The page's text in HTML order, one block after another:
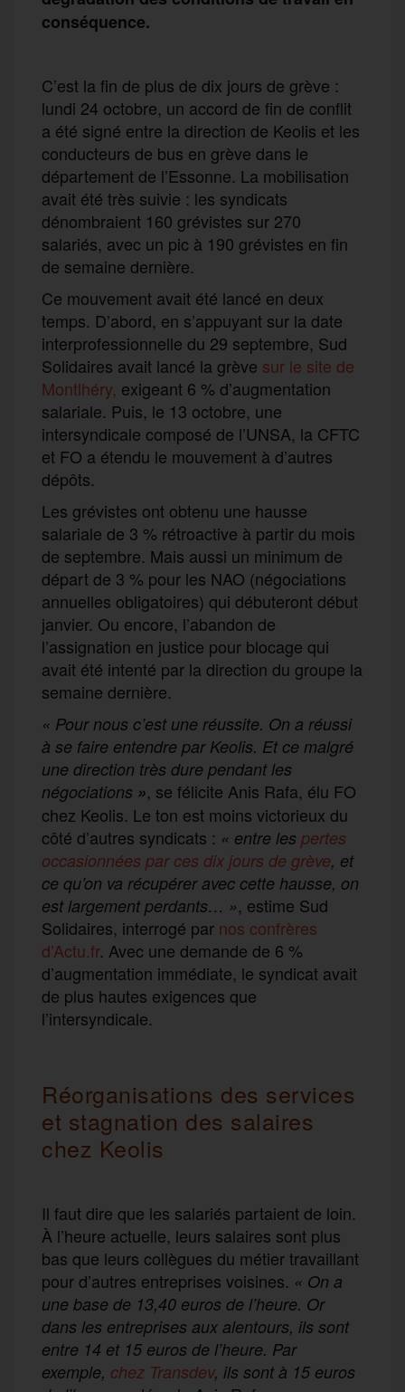
conséquence.
C’est la fin de plus de dix jours de grève :
lundi 24 octobre, un accord de fin de conflit
a été signé entre la direction de Keolis et les
conducteurs de bus en grève dans le
département de l’Essonne. La mobilisation
avait été très suivie : les syndicats
dénombraient 160 grévistes sur 270
salariés, avec un pic à 190 grévistes en fin
de semaine dernière.
Ce mouvement avait été lancé en deux
temps. D’abord, en s’appuyant sur la date
interprofessionnelle du 29 septembre, Sud
Solidaires avait lancé la grève sur le site de
Montlhéry, exigeant 6 % d’augmentation
salariale. Puis, le 13 octobre, une
intersyndicale composé de l’UNSA, la CFTC
et FO a étendu le mouvement à d’autres
dépôts.
Les grévistes ont obtenu une hausse
salariale de 3 % rétroactive à partir du mois
de septembre. Mais aussi un minimum de
départ de 3 % pour les NAO (négociations
annuelles obligatoires) qui débuteront début
janvier. Ou encore, l’abandon de
l’assignation en justice pour blocage qui
avait été intenté par la direction du groupe la
semaine dernière.
« Pour nous c’est une réussite. On a réussi
à se faire entendre par Keolis. Et ce malgré
une direction très dure pendant les
négociations », se félicite Anis Rafa, élu FO
chez Keolis. Le ton est moins victorieux du
côté d’autres syndicats : « entre les pertes
occasionnées par ces dix jours de grève, et
ce qu’on va récupérer avec cette hausse, on
est largement perdants… », estime Sud
Solidaires, interrogé par nos confrères
d’Actu.fr. Avec une demande de 6 %
d’augmentation immédiate, le syndicat avait
de plus hautes exigences que
l’intersyndicale.
Réorganisations des services
et stagnation des salaires
chez Keolis
Il faut dire que les salariés partaient de loin.
À l’heure actuelle, leurs salaires sont plus
bas que leurs collègues du métier travaillant
pour d’autres entreprises voisines. « On a
une base de 13,40 euros de l’heure. Or
dans les entreprises aux alentours, ils sont
entre 14 et 15 euros de l’heure. Par
exemple, chez Transdev, ils sont à 15 euros